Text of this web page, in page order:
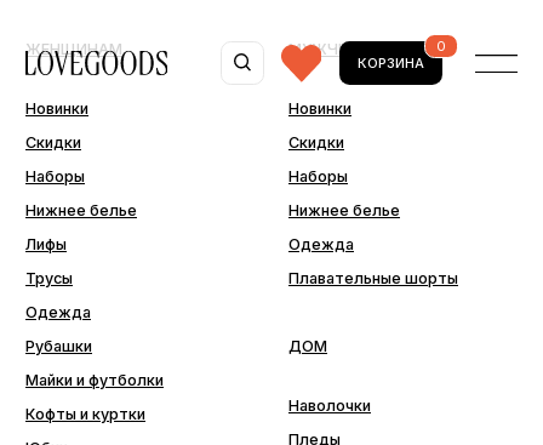
КОРЗИНА
Новинки
Нижнее белье
Скидки
Рубашки
Лифы
Новинки
ДОПОЛНИТЕЛЬНО
Брюки и шорты
Юбки
Майки и футболки